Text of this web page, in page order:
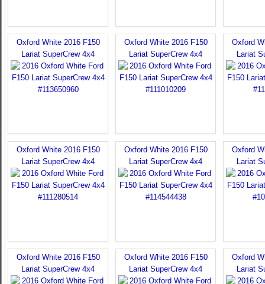
Oxford White 2016 F150
Lariat SuperCrew 4x4
Oxford White 2016 F150
Lariat SuperCrew 4x4
Oxford
Lariat
Oxford White 2016 F150
Lariat SuperCrew 4x4
Oxford White 2016 F150
Lariat SuperCrew 4x4
Oxford
Lariat
Oxford White 2016 F150
Lariat SuperCrew 4x4
Oxford White 2016 F150
Lariat SuperCrew 4x4
Oxford
Lariat